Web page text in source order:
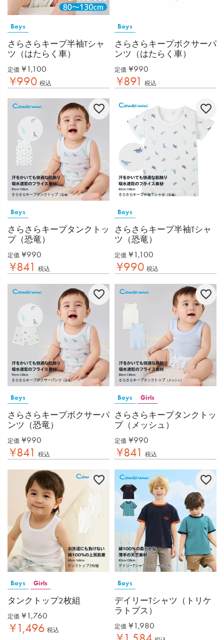
Boys
さらさらキープ半袖Tシャ
ツ（はたらく車）
定価 ¥ 1,100
¥990 税込
Boys
さらさらキープボクサーパ
ンツ（はたらく車）
定価 ¥990
¥891 税込
Boys
さらさらキープタンクトッ
プ（恐竜）
定価 ¥990
¥841 税込
Boys
さらさらキープ半袖Tシャ
ツ（恐竜）
定価 ¥ 1,100
¥990 税込
Boys
さらさらキープボクサーパ
ンツ（恐竜）
定価 ¥990
¥841 税込
Boys Girls
さらさらキープタンクトッ
プ（メッシュ）
定価 ¥990
¥841 税込
Boys Girls
タンクトップ2枚組
定価 ¥ 1,760
¥1,496 税込
Boys
デイリーTシャツ（トリケ
ラトプス）
定価 ¥ 1,980